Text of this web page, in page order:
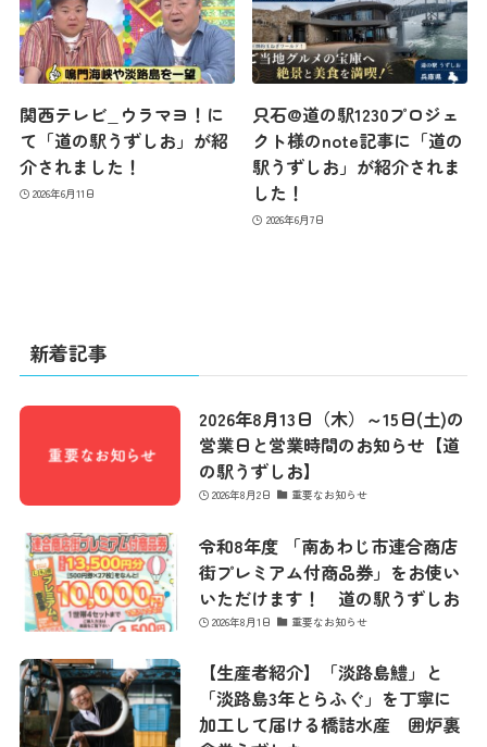
お問い合わせ
関西テレビ_ウラマヨ！に
て「道の駅うずしお」が紹
介されました！
2026年6月11日
只石@道の駅1230プロジェ
クト様のnote記事に「道の
駅うずしお」が紹介されま
した！
2026年6月7日
新着記事
2026年8月13日（木）～15日(土)の
営業日と営業時間のお知らせ【道
の駅うずしお】
2026年8月2日 重要なお知らせ
令和8年度 「南あわじ市連合商店
街プレミアム付商品券」をお使い
いただけます！ 道の駅うずしお
2026年8月1日 重要なお知らせ
【生産者紹介】「淡路島鱧」と
「淡路島3年とらふぐ」を丁寧に
加工して届ける橋詰水産 囲炉裏